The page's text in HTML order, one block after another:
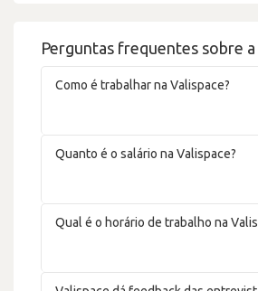
Perguntas frequentes sobre a
Como é trabalhar na Valispace?
Quanto é o salário na Valispace?
Qual é o horário de trabalho na